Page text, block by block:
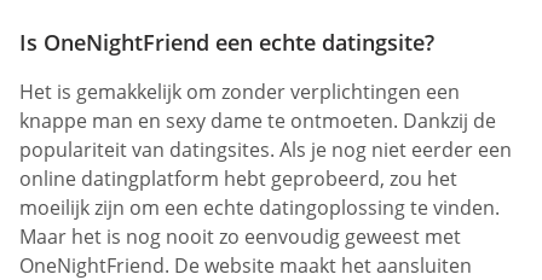
Is OneNightFriend een echte datingsite?
Het is gemakkelijk om zonder verplichtingen een
knappe man en sexy dame te ontmoeten. Dankzij de
populariteit van datingsites. Als je nog niet eerder een
online datingplatform hebt geprobeerd, zou het
moeilijk zijn om een echte datingoplossing te vinden.
Maar het is nog nooit zo eenvoudig geweest met
OneNightFriend. De website maakt het aansluiten